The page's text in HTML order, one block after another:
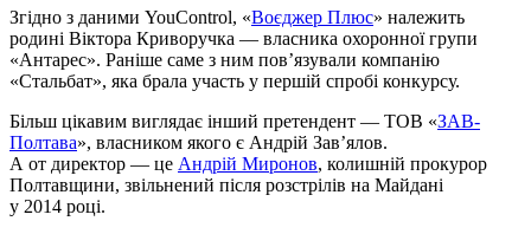
Згідно з даними YouControl, «Воєджер Плюс» належить
родині Віктора Криворучка — власника охоронної групи
«Антарес». Раніше саме з ним пов’язували компанію
«Стальбат», яка брала участь у першій спробі конкурсу.
Більш цікавим виглядає інший претендент — ТОВ «ЗАВ-
Полтава», власником якого є Андрій Зав’ялов.
А от директор — це Андрій Миронов, колишній прокурор
Полтавщини, звільнений після розстрілів на Майдані
у 2014 році.